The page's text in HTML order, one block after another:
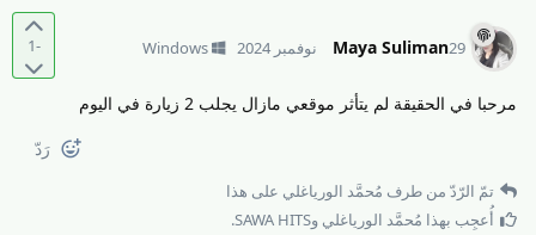
-1 Maya Suliman29 نوفمبر 2024 Windows
مرحبا في الحقيقة لم يتأثر موقعي مازال يجلب 2 زيارة في اليوم
رَدّ
تمّ الرّدّ من طرف مُحمَّد الورياغلي على هذا
أُعجِب بهذا مُحمَّد الورياغلي وSAWA HITS
.